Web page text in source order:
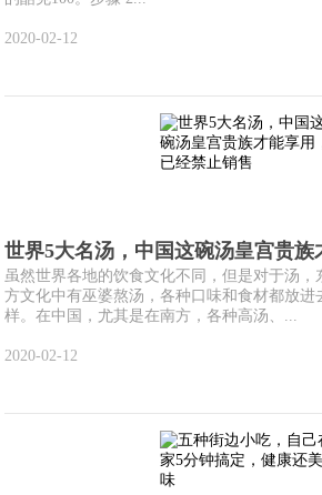
2020-02-12
世界5大名汤，中国这碗汤皇宫贵族
虽然世界各地的饮食文化不同，但是对于汤
方文化中有巫婆熬汤，各种口味和食材都放进
样。在中国，尤其是在南方，各种高汤、...
2020-02-12